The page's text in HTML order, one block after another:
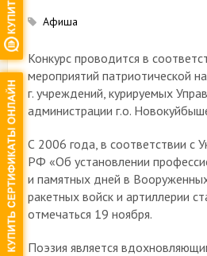
Афиша
Конкурс проводится в
мероприятий патриотической
г. учреждений, курируемых
администрации г.о.
С 2006 года, в соответствии с
РФ «Об установлении
и памятных дней в
ракетных войск и артиллерии
отмечаться 19 ноября.
Поэзия является